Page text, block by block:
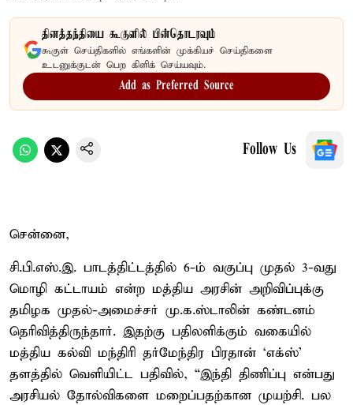
தினத்தந்தியை கூகுளில் பின்தொடரவும்
கூகுள் செய்திகளில் எங்களின் முக்கியச் செய்திகளை
உடனுக்குடன் பெற கிளிக் செய்யவும்.
Add as Preferred Source
Follow Us
சென்னை,
சி.பி.எஸ்.இ. பாடத்திட்டத்தில் 6-ம் வகுப்பு முதல் 3-வது
மொழி கட்டாயம் என்ற மத்திய அரசின் அறிவிப்புக்கு
தமிழக முதல்-அமைச்சர் மு.க.ஸ்டாலின் கண்டனம்
தெரிவித்திருந்தார். இதற்கு பதிலளிக்கும் வகையில்
மத்திய கல்வி மந்திரி தர்மேந்திர பிரதான் ‘எக்ஸ்’
தளத்தில் வெளியிட்ட பதிவில், “இந்தி திணிப்பு என்பது
அரசியல் தோல்விகளை மறைப்பதற்கான முயற்சி. பல